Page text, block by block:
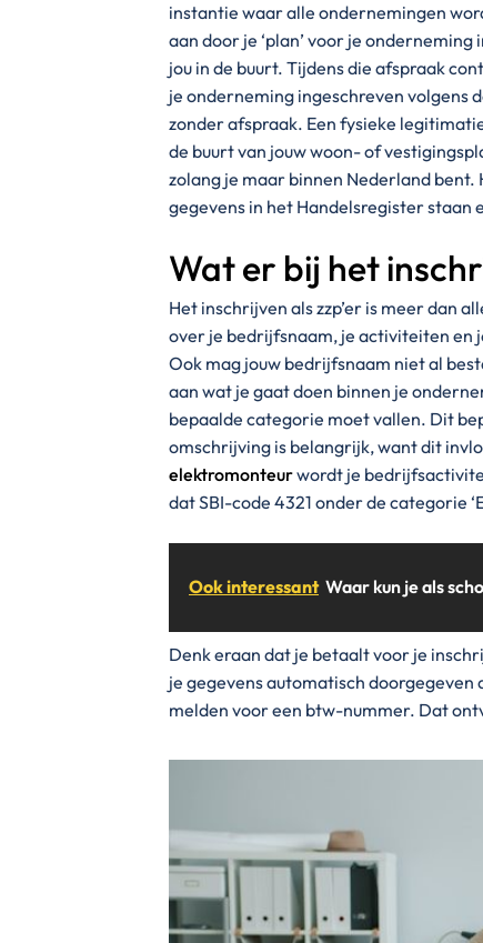
instantie waar alle ondernemingen
aan door je ‘plan’ voor je
jou in de buurt. Tijdens die afspraak
je onderneming ingeschreven volgens
zonder afspraak. Een fysieke
de buurt van jouw woon- of
zolang je maar binnen Nederland bent.
gegevens in het Handelsregister staan
Wat er bij het
Het inschrijven als zzp’er is meer dan
over je bedrijfsnaam, je activiteiten en
Ook mag jouw bedrijfsnaam niet al
aan wat je gaat doen binnen je
bepaalde categorie moet vallen. Dit
omschrijving is belangrijk, want dit
elektromonteurwordt je
dat SBI-code 4321 onder de categorie
Ook interessant Waar kun je als
Denk eraan dat je betaalt voor je
je gegevens automatisch doorgegeven
melden voor een btw-nummer. Dat